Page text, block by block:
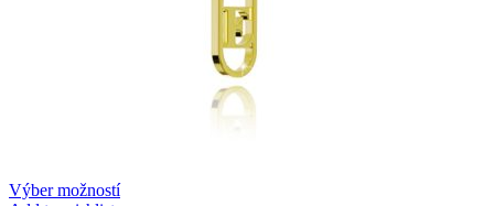
Dokonalý lesk tradičného zlata s decentnou iskrou
Výber možností